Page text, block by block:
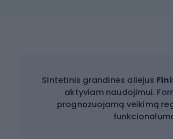
Sintetinis grandinės aliejus
aktyviam naudojimui.
prognozuojamą veikimą